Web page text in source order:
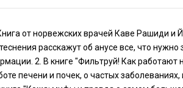
от норвежских врачей Каве Рашиди и
расскажут об анусе все, что
2. В книге "Фильтруй! Как
печени и почек, о частых